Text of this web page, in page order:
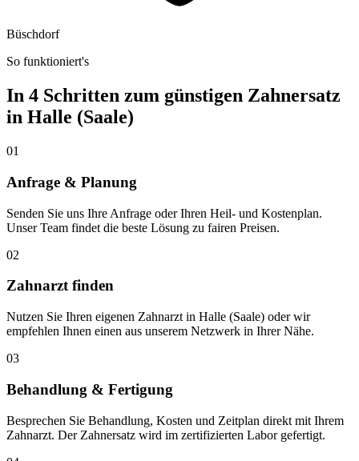
Büschdorf
So funktioniert's
In 4 Schritten zum günstigen Zahnersatz
in Halle (Saale)
01
Anfrage & Planung
Senden Sie uns Ihre Anfrage oder Ihren Heil- und Kostenplan.
Unser Team findet die beste Lösung zu fairen Preisen.
02
Zahnarzt finden
Nutzen Sie Ihren eigenen Zahnarzt in Halle (Saale) oder wir
empfehlen Ihnen einen aus unserem Netzwerk in Ihrer Nähe.
03
Behandlung & Fertigung
Besprechen Sie Behandlung, Kosten und Zeitplan direkt mit Ihrem
Zahnarzt. Der Zahnersatz wird im zertifizierten Labor gefertigt.